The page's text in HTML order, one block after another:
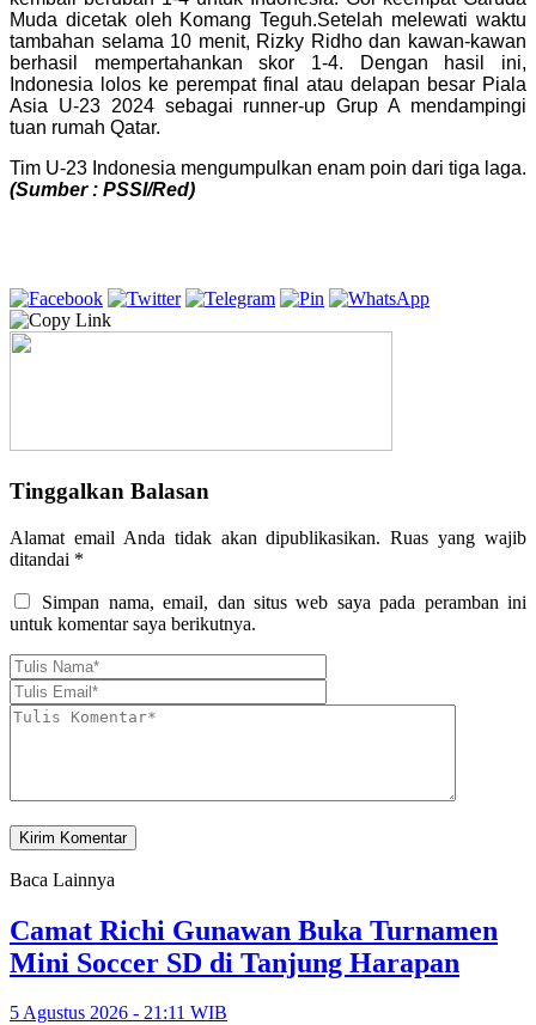
Muda dicetak oleh Komang Teguh.Setelah melewati waktu
tambahan selama 10 menit, Rizky Ridho dan kawan-kawan
berhasil mempertahankan skor 1-4. Dengan hasil ini,
Indonesia lolos ke perempat final atau delapan besar Piala
Asia U-23 2024 sebagai runner-up Grup A mendampingi
tuan rumah Qatar.
Tim U-23 Indonesia mengumpulkan enam poin dari tiga laga.
(Sumber : PSSI/Red)
Tinggalkan Balasan
Alamat email Anda tidak akan dipublikasikan. Ruas yang wajib
ditandai *
Simpan nama, email, dan situs web saya pada peramban ini
untuk komentar saya berikutnya.
Baca Lainnya
Camat Richi Gunawan Buka Turnamen
Mini Soccer SD di Tanjung Harapan
5 Agustus 2026 - 21:11 WIB